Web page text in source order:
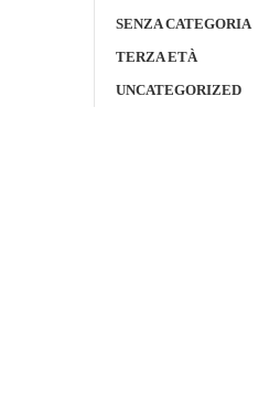
SENZA CATEGORIA
TERZA ETÀ
UNCATEGORIZED